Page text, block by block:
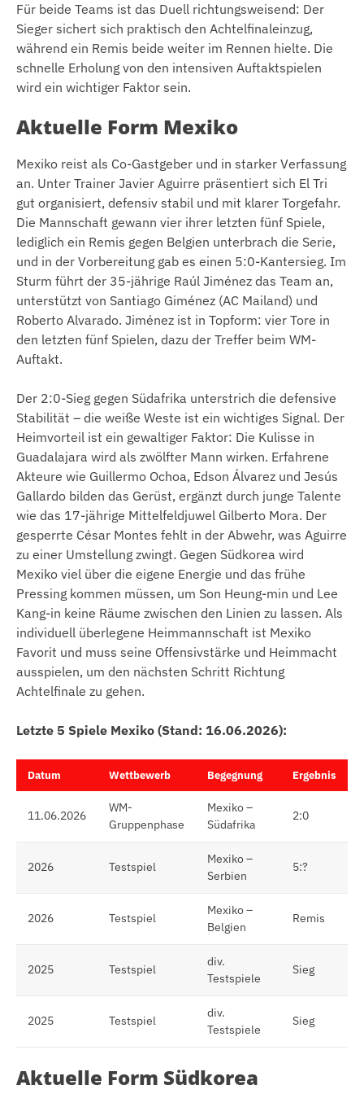
Für beide Teams ist das Duell richtungsweisend: Der
Sieger sichert sich praktisch den Achtelfinaleinzug,
während ein Remis beide weiter im Rennen hielte. Die
schnelle Erholung von den intensiven Auftaktspielen
wird ein wichtiger Faktor sein.
Aktuelle Form Mexiko
Mexiko reist als Co-Gastgeber und in starker Verfassung
an. Unter Trainer Javier Aguirre präsentiert sich El Tri
gut organisiert, defensiv stabil und mit klarer Torgefahr.
Die Mannschaft gewann vier ihrer letzten fünf Spiele,
lediglich ein Remis gegen Belgien unterbrach die Serie,
und in der Vorbereitung gab es einen 5:0-Kantersieg. Im
Sturm führt der 35-jährige Raúl Jiménez das Team an,
unterstützt von Santiago Giménez (AC Mailand) und
Roberto Alvarado. Jiménez ist in Topform: vier Tore in
den letzten fünf Spielen, dazu der Treffer beim WM-
Auftakt.
Der 2:0-Sieg gegen Südafrika unterstrich die defensive
Stabilität – die weiße Weste ist ein wichtiges Signal. Der
Heimvorteil ist ein gewaltiger Faktor: Die Kulisse in
Guadalajara wird als zwölfter Mann wirken. Erfahrene
Akteure wie Guillermo Ochoa, Edson Álvarez und Jesús
Gallardo bilden das Gerüst, ergänzt durch junge Talente
wie das 17-jährige Mittelfeldjuwel Gilberto Mora. Der
gesperrte César Montes fehlt in der Abwehr, was Aguirre
zu einer Umstellung zwingt. Gegen Südkorea wird
Mexiko viel über die eigene Energie und das frühe
Pressing kommen müssen, um Son Heung-min und Lee
Kang-in keine Räume zwischen den Linien zu lassen. Als
individuell überlegene Heimmannschaft ist Mexiko
Favorit und muss seine Offensivstärke und Heimmacht
ausspielen, um den nächsten Schritt Richtung
Achtelfinale zu gehen.
Letzte 5 Spiele Mexiko (Stand: 16.06.2026):
Datum Wettbewerb Begegnung Ergebnis
11.06.2026
WM-
Gruppenphase
Mexiko –
Südafrika
2:0
2026 Testspiel
Mexiko –
Serbien
5:?
2026 Testspiel
Mexiko –
Belgien
Remis
2025 Testspiel
div.
Testspiele
Sieg
2025 Testspiel
div.
Testspiele
Sieg
Aktuelle Form Südkorea